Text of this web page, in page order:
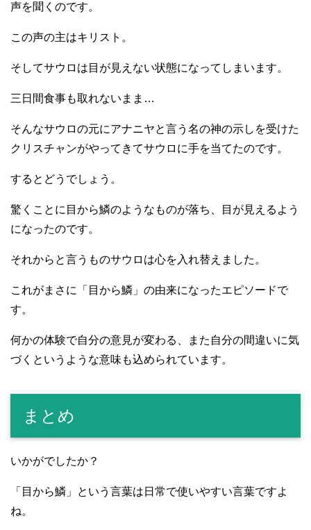
声を聞くのです。
この声の主はキリスト。
そしてサウロは目が見えない状態になってしまいます。
三日間食事も取れないまま…
そんなサウロの元にアナニヤと言う名の神の示しを受けた
クリスチャンがやってきてサウロに手を当てたのです。
するとどうでしょう。
驚くことに目から鱗のようなものが落ち、目が見えるよう
になったのです。
それからと言うものサウロは心を入れ替えました。
これがまさに「目から鱗」の由来になったエピソードで
す。
何かの体験で自分の意見が変わる、また自分の間違いに気
づくというような意味も込められています。
まとめ
いかがでしたか？
「目から鱗」という言葉は日常で使いやすい言葉ですよ
ね。